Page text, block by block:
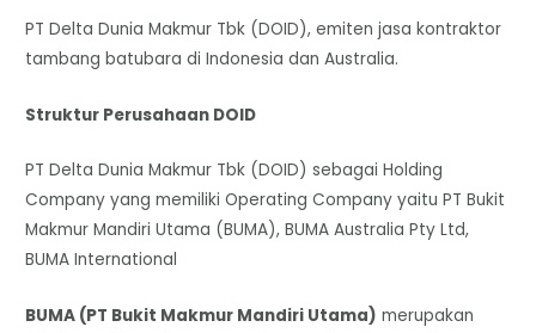
PT Delta Dunia Makmur Tbk (DOID), emiten jasa kontraktor
tambang batubara di Indonesia dan Australia.
Struktur Perusahaan DOID
PT Delta Dunia Makmur Tbk (DOID) sebagai Holding
Company yang memiliki Operating Company yaitu PT Bukit
Makmur Mandiri Utama (BUMA), BUMA Australia Pty Ltd,
BUMA International
BUMA (PT Bukit Makmur Mandiri Utama) merupakan